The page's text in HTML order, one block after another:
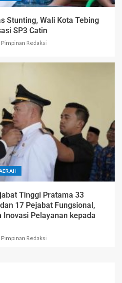
Stunting, Wali Kota Tebing
SP3 Catin
Pimpinan Redaksi
Tinggi Pratama 33
17 Pejabat Fungsional,
Pelayanan kepada
Pimpinan Redaksi